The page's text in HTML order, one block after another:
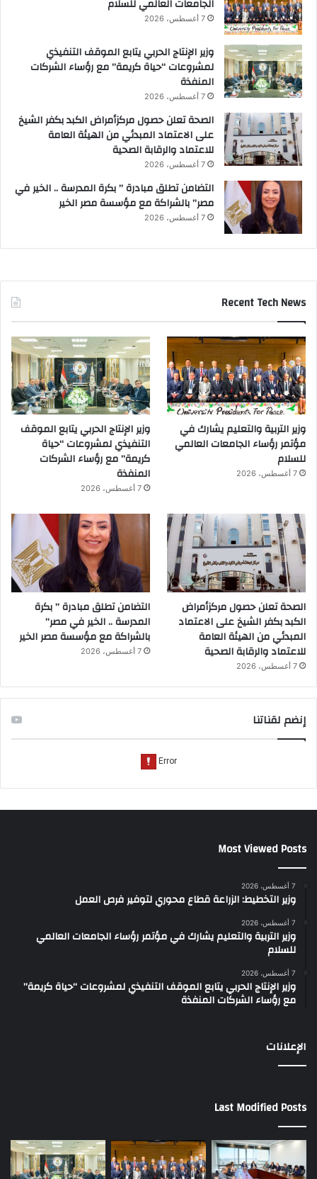
الجامعات العالمي للسلام
7 أغسطس، 2026
وزير الإنتاج الحربي يتابع الموقف التنفيذي
لمشروعات “حياة كريمة” مع رؤساء الشركات
المنفذة
7 أغسطس، 2026
الصحة تعلن حصول مركزأمراض الكبد بكفر الشيخ
على الاعتماد المبدئي من الهيئة العامة
للاعتماد والرقابة الصحية
7 أغسطس، 2026
التضامن تطلق مبادرة ” بكرة المدرسة .. الخير في
مصر” بالشراكة مع مؤسسة مصر الخير
7 أغسطس، 2026
Recent Tech News
وزير التربية والتعليم يشارك في
مؤتمر رؤساء الجامعات العالمي
للسلام
7 أغسطس، 2026
وزير الإنتاج الحربي يتابع الموقف
التنفيذي لمشروعات “حياة
كريمة” مع رؤساء الشركات
المنفذة
7 أغسطس، 2026
الصحة تعلن حصول مركزأمراض
الكبد بكفر الشيخ على الاعتماد
المبدئي من الهيئة العامة
للاعتماد والرقابة الصحية
7 أغسطس، 2026
التضامن تطلق مبادرة ” بكرة
المدرسة .. الخير في مصر”
بالشراكة مع مؤسسة مصر الخير
7 أغسطس، 2026
إنضم لقناتنا
Most Viewed Posts
7 أغسطس، 2026
وزير التخطيط: الزراعة قطاع محوري لتوفير فرص العمل
7 أغسطس، 2026
وزير التربية والتعليم يشارك في مؤتمر رؤساء الجامعات العالمي
للسلام
7 أغسطس، 2026
وزير الإنتاج الحربي يتابع الموقف التنفيذي لمشروعات “حياة كريمة”
مع رؤساء الشركات المنفذة
الإعلانات
Last Modified Posts